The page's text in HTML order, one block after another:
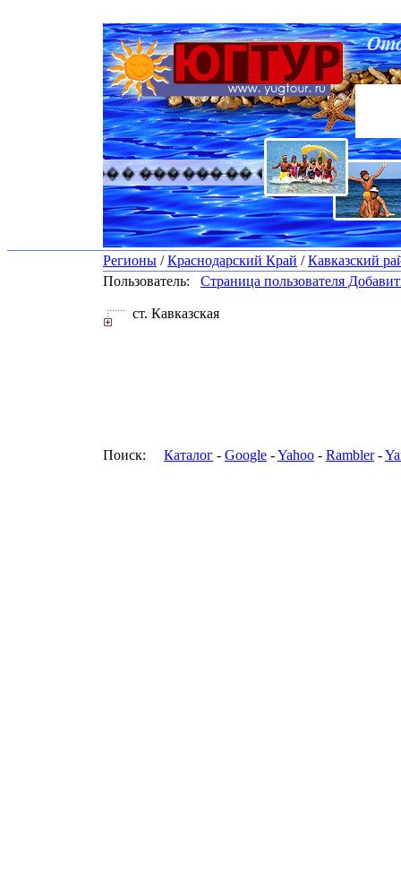
������� �������� �������
Регионы /Краснодарский Край /Кавказский
Пользователь:
Страница пользователя
ст. Кавказская
Поиск: Каталог - Google -Yahoo - Rambler-